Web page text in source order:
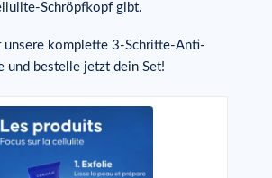
Schröpfkopf gibt.
unsere komplette 3-Schritte-Anti-
und bestelle jetzt dein Set!